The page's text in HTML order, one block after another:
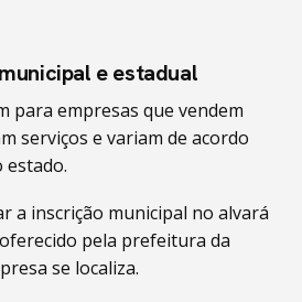
e estadual
para empresas que vendem
serviços e variam de acordo
estado.
a inscrição municipal no alvará
pela prefeitura da
se localiza.